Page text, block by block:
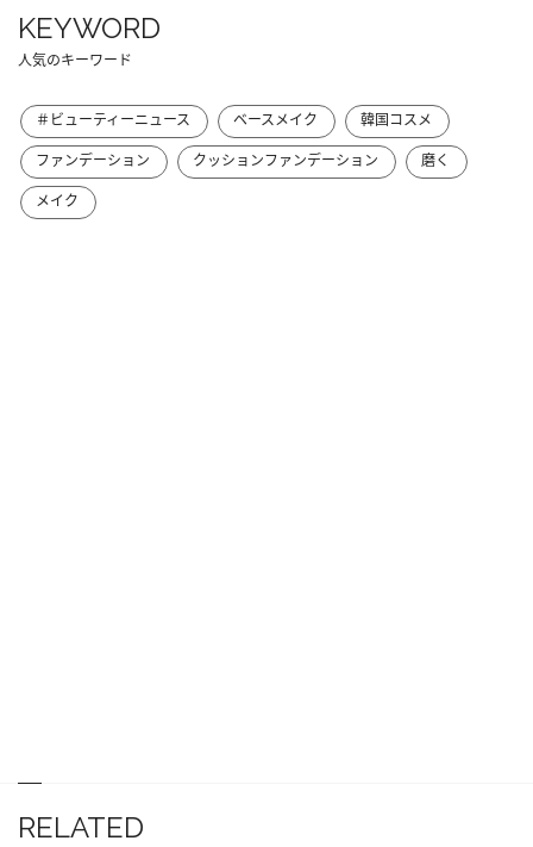
KEYWORD
人気のキーワード
＃ビューティーニュース ベースメイク
韓国コスメ
ファンデーション
クッションファンデーション
磨く
メイク
RELATED